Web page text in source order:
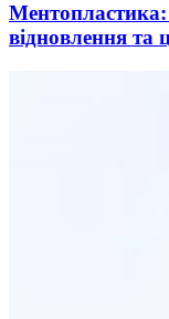
відновлення та